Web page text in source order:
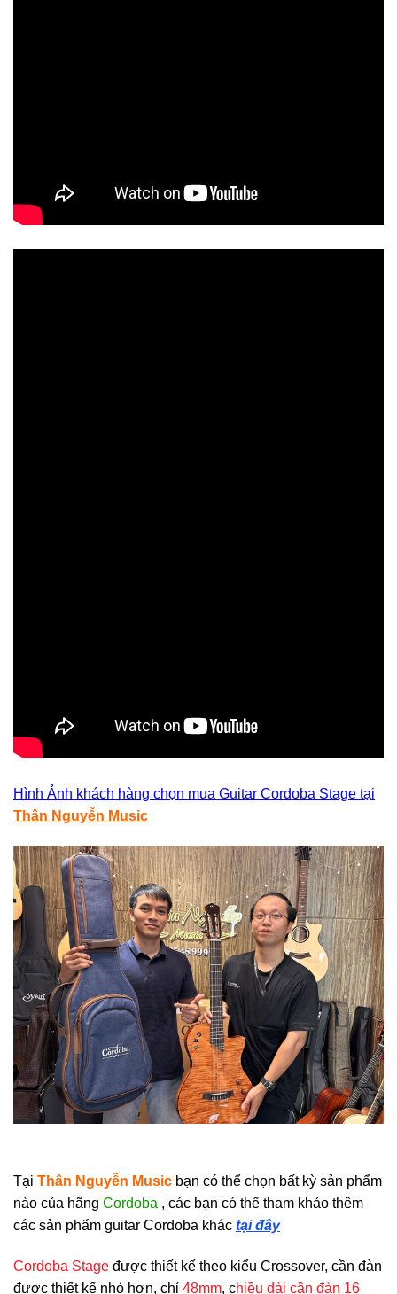
Hình Ảnh khách hàng chọn mua Guitar Cordoba Stage tại
Thân Nguyễn Music
Tại Thân Nguyễn Music bạn có thể chọn bất kỳ sản phẩm
nào của hãng Cordoba , các bạn có thể tham khảo thêm
các sản phẩm guitar Cordoba khác tại đây
Cordoba Stage được thiết kế theo kiểu Crossover, cần đàn
được thiết kế nhỏ hơn, chỉ 48mm, chiều dài cần đàn 16